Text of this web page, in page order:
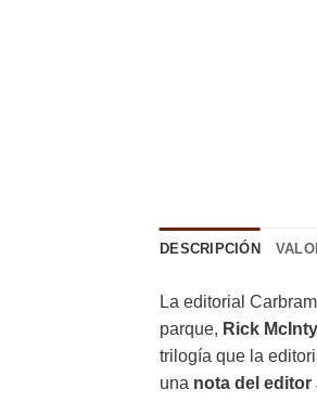
DESCRIPCIÓN
La editorial
parque, Rick
trilogía que la
una nota del editor